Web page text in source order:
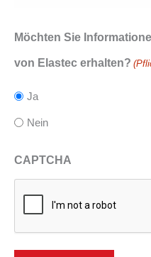
Möchten Sie
von Elastec erhalten?
Ja
Nein
CAPTCHA